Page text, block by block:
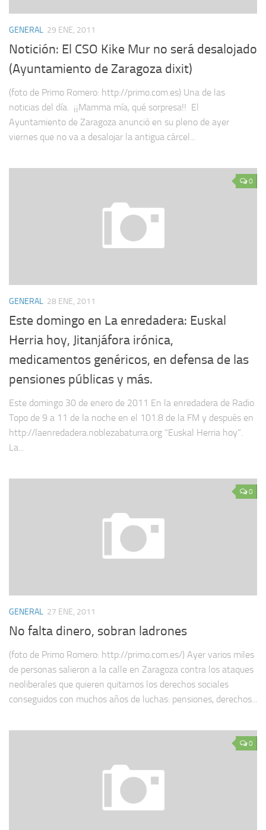
GENERAL 29 ENE, 2011
Notición: El CSO Kike Mur no será desalojado
(Ayuntamiento de Zaragoza dixit)
(foto de Primo Romero: http://primo.com.es) Una de las
noticias del día. ¡¡Mamma mía, qué sorpresa!! El
Ayuntamiento de Zaragoza anunció en su pleno de ayer
viernes que no va a desalojar la antigua cárcel...
0
GENERAL 28 ENE, 2011
Este domingo en La enredadera: Euskal
Herria hoy, Jitanjáfora irónica,
medicamentos genéricos, en defensa de las
pensiones públicas y más.
Este domingo 30 de enero de 2011 En la enredadera de Radio
Topo de 9 a 11 de la noche en el 101.8 de la FM y después en
http://laenredadera.noblezabaturra.org “Euskal Herria hoy”.
La...
0
GENERAL 27 ENE, 2011
No falta dinero, sobran ladrones
(foto de Primo Romero: http://primo.com.es/) Ayer varios miles
de personas salieron a la calle en Zaragoza contra los ataques
neoliberales que quieren quitarnos los derechos sociales
conseguidos con muchos años de luchas: pensiones, derechos...
0